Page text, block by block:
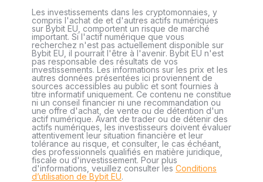
Les investissements dans les cryptomonnaies, y
compris l'achat de et d'autres actifs numériques
sur Bybit EU, comportent un risque de marché
important. Si l'actif numérique que vous
recherchez n'est pas actuellement disponible sur
Bybit EU, il pourrait l'être à l'avenir. Bybit EU n'est
pas responsable des résultats de vos
investissements. Les informations sur les prix et les
autres données présentées ici proviennent de
sources accessibles au public et sont fournies à
titre informatif uniquement. Ce contenu ne constitue
ni un conseil financier ni une recommandation ou
une offre d'achat, de vente ou de détention d'un
actif numérique. Avant de trader ou de détenir des
actifs numériques, les investisseurs doivent évaluer
attentivement leur situation financière et leur
tolérance au risque, et consulter, le cas échéant,
des professionnels qualifiés en matière juridique,
fiscale ou d'investissement. Pour plus
d'informations, veuillez consulter les Conditions
d’utilisation de Bybit EU.